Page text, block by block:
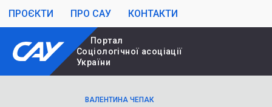
ПРОЄКТИ ПРО САУ КОНТАКТИ
Портал
Cоціологічної асоціації
України
ВАЛЕНТИНА ЧЕПАК